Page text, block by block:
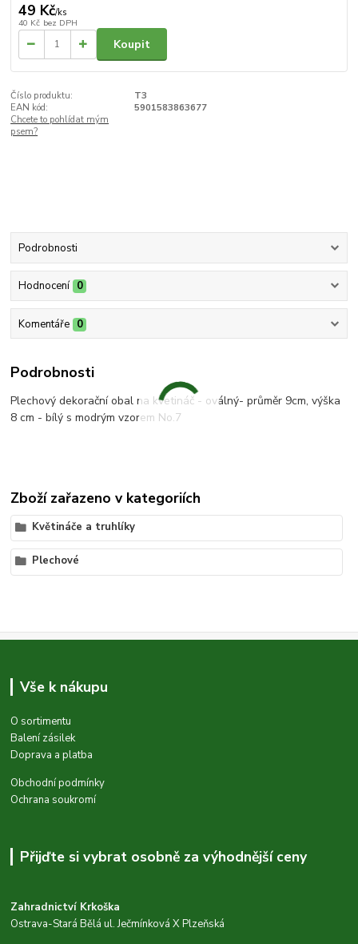
49 Kč/ks
40 Kč bez DPH
Koupit
Číslo produktu:
T3
EAN kód:
5901583863677
Chcete to pohlídat mým
psem?
Podrobnosti
Hodnocení 0
Komentáře 0
Podrobnosti
Plechový dekorační obal na kvetináč - oválný- průměr 9cm, výška
8 cm - bílý s modrým vzorem No.7
Zboží zařazeno v kategoriích
Květináče a truhlíky
Plechové
Vše k nákupu
O sortimentu
Balení zásilek
Doprava a platba
Obchodní podmínky
Ochrana soukromí
Přijďte si vybrat osobně za výhodnější ceny
Zahradnictví Krkoška
Ostrava-Stará Bělá ul. Ječmínková X Plzeňská